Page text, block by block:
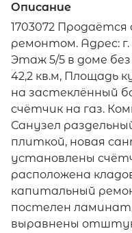
Описание
1703072
ремонтом. Адрес: г.
Этаж 5/5 в доме
42,2 кв.м, Площадь
на застеклённый
счётчик на газ.
Санузел
плиткой, новая
установлены
расположена
капитальный
постелен
выравнены